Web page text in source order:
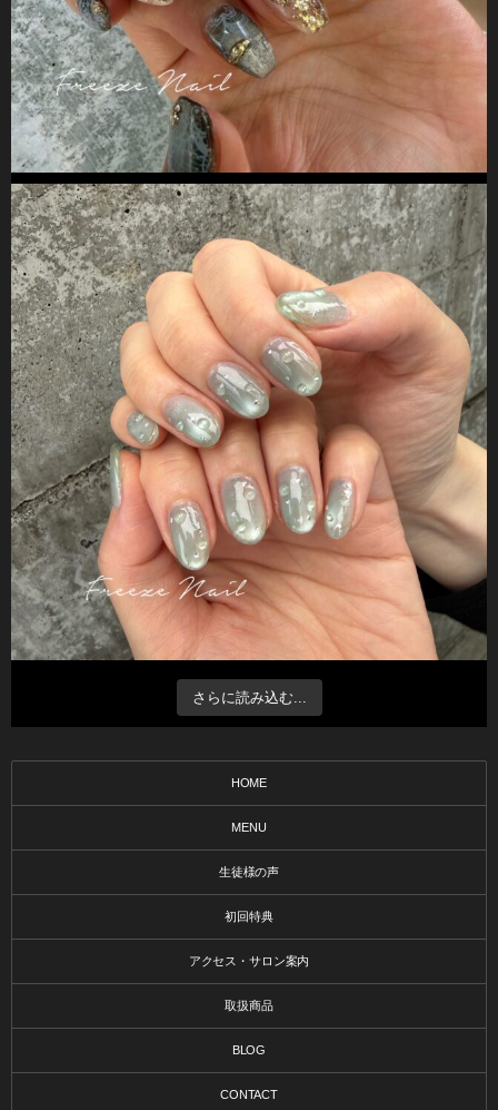
さらに読み込む...
HOME
MENU
生徒様の声
初回特典
アクセス・サロン案内
取扱商品
BLOG
CONTACT